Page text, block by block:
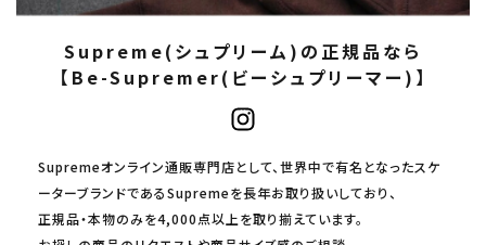
Supreme(シュプリーム)の正規品なら
【Be-Supremer(ビーシュプリーマー)】
Supremeオンライン通販専門店として、世界中で有名となったスケ
ーターブランドであるSupremeを長年お取り扱いしており、
正規品・本物のみを4,000点以上を取り揃えています。